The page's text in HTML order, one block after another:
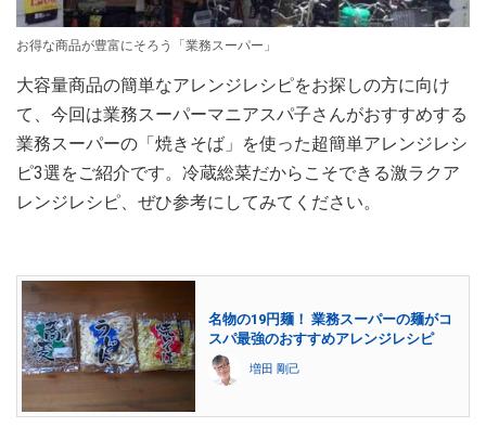
お得な商品が豊富にそろう「業務スーパー」
大容量商品の簡単なアレンジレシピをお探しの方に向け
て、今回は業務スーパーマニアスパ子さんがおすすめする
業務スーパーの「焼きそば」を使った超簡単アレンジレシ
ピ3選をご紹介です。冷蔵総菜だからこそできる激ラクア
レンジレシピ、ぜひ参考にしてみてください。
名物の19円麺！ 業務スーパーの麺がコ
スパ最強のおすすめアレンジレシピ
増田 剛己